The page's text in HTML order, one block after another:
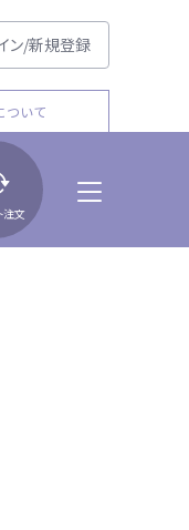
ン/新規登録
ついて
注文